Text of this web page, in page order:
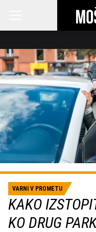
VARNI V PROMETU
KAKO
KO DRUG